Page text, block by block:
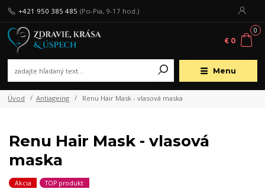
Menu
+421 950 385 485 (Po-Pia, 9-17 hod.)
0
€ 0
Úvod Antiageing Renu Hair Mask - vlasová maska
Renu Hair Mask - vlasová
maska
Akcia TOP produkt